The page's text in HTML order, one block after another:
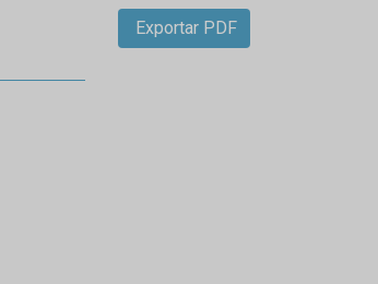
Exportar PDF